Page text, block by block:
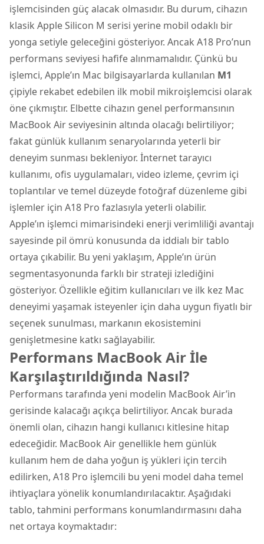
işlemcisinden güç alacak olmasıdır. Bu durum, cihazın
klasik Apple Silicon M serisi yerine mobil odaklı bir
yonga setiyle geleceğini gösteriyor. Ancak A18 Pro’nun
performans seviyesi hafife alınmamalıdır. Çünkü bu
işlemci, Apple’ın Mac bilgisayarlarda kullanılan M1
çipiyle rekabet edebilen ilk mobil mikroişlemcisi olarak
öne çıkmıştır. Elbette cihazın genel performansının
MacBook Air seviyesinin altında olacağı belirtiliyor;
fakat günlük kullanım senaryolarında yeterli bir
deneyim sunması bekleniyor. İnternet tarayıcı
kullanımı, ofis uygulamaları, video izleme, çevrim içi
toplantılar ve temel düzeyde fotoğraf düzenleme gibi
işlemler için A18 Pro fazlasıyla yeterli olabilir.
Apple’ın işlemci mimarisindeki enerji verimliliği avantajı
sayesinde pil ömrü konusunda da iddialı bir tablo
ortaya çıkabilir. Bu yeni yaklaşım, Apple’ın ürün
segmentasyonunda farklı bir strateji izlediğini
gösteriyor. Özellikle eğitim kullanıcıları ve ilk kez Mac
deneyimi yaşamak isteyenler için daha uygun fiyatlı bir
seçenek sunulması, markanın ekosistemini
genişletmesine katkı sağlayabilir.
Performans MacBook Air İle
Karşılaştırıldığında Nasıl?
Performans tarafında yeni modelin MacBook Air’in
gerisinde kalacağı açıkça belirtiliyor. Ancak burada
önemli olan, cihazın hangi kullanıcı kitlesine hitap
edeceğidir. MacBook Air genellikle hem günlük
kullanım hem de daha yoğun iş yükleri için tercih
edilirken, A18 Pro işlemcili bu yeni model daha temel
ihtiyaçlara yönelik konumlandırılacaktır. Aşağıdaki
tablo, tahmini performans konumlandırmasını daha
net ortaya koymaktadır: